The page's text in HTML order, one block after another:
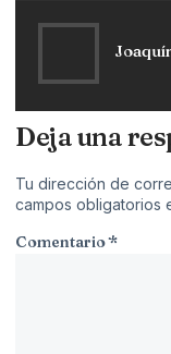
Deja una
Tu dirección de
campos obligatorios
Comentario*